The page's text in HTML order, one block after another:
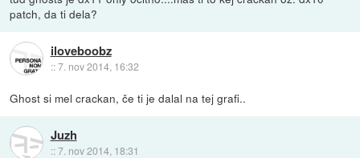
patch, da ti dela?
iloveboobz
::7. nov 2014, 16:32
Ghost si mel crackan, če ti je dalal na tej grafi..
Juzh
::7. nov 2014, 18:31